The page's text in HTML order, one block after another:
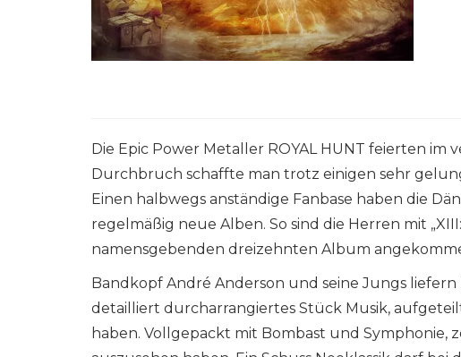
Die Epic Power Metaller ROYAL HUNT feierten im
Durchbruch schaffte man trotz einigen sehr
Einen halbwegs anständige Fanbase haben die
regelmäßig neue Alben. So sind die Herren mit
namensgebenden dreizehnten Album
Bandkopf André Anderson und seine Jungs
detailliert durcharrangiertes Stück Musik,
haben. Vollgepackt mit Bombast und Symphonie,